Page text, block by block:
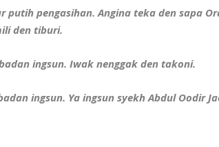
putih pengasihan. Angina teka den sapa
den tiburi.
ingsun. Iwak nenggak den takoni.
ingsun. Ya ingsun syekh Abdul Oodir